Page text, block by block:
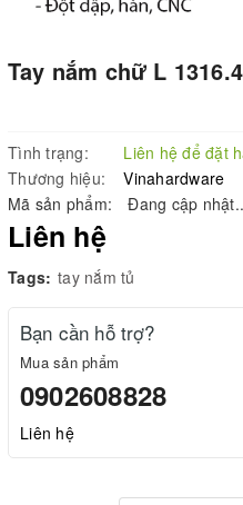
Tay nắm chữ L
Tình trạng:
Liên hệ để đặt
Thương hiệu:
Vinahardware
Mã sản phẩm:
Đang cập
Liên hệ
Tags: tay nắm tủ
Bạn cần hỗ trợ?
Mua sản phẩm
0902608828
Liên hệ